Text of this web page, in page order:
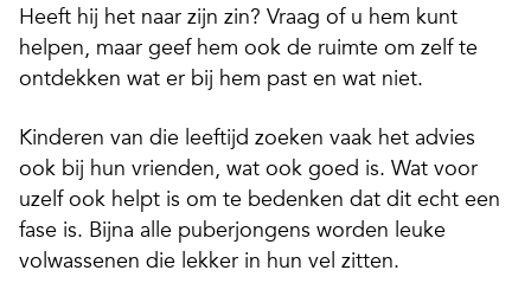
Heeft hij het naar zijn zin? Vraag of u hem kunt
helpen, maar geef hem ook de ruimte om zelf te
ontdekken wat er bij hem past en wat niet.
Kinderen van die leeftijd zoeken vaak het advies
ook bij hun vrienden, wat ook goed is. Wat voor
uzelf ook helpt is om te bedenken dat dit echt een
fase is. Bijna alle puberjongens worden leuke
volwassenen die lekker in hun vel zitten.